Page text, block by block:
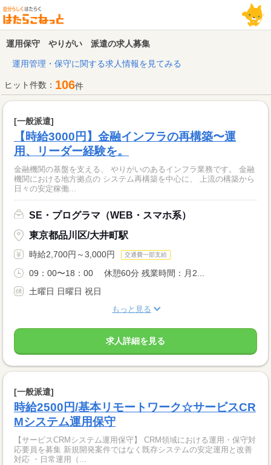
運用保守 やりがい 派遣の求人募集
運用管理・保守に関する求人情報を見てみる
ヒット件数： 106件
[一般派遣]
【時給3000円】金融インフラの再構築〜運
用、リーダー経験を。
金融機関の基盤を支える、 やりがいのあるインフラ業務です。 金融
機関における地方拠点の システム再構築を中心に、 上流の構築から
日々の安定稼働...
SE・プログラマ（WEB・スマホ系）
東京都品川区/大井町駅
時給2,700円～3,000円 交通費一部支給
09：00〜18：00 休憩60分 残業時間：月2...
土曜日 日曜日 祝日
もっと見る
求人詳細を見る
[一般派遣]
時給2500円/基本リモートワーク☆サービスCR
Mシステム運用保守
【サービスCRMシステム運用保守】 CRM領域における運用・保守対
応要員を募集 新規開発案件ではなく既存システムの安定運用と改善
対応 ・日常運用（...